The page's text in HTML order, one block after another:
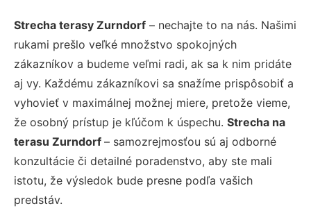
Strecha terasy Zurndorf – nechajte to na nás. Našimi
rukami prešlo veľké množstvo spokojných
zákazníkov a budeme veľmi radi, ak sa k nim pridáte
aj vy. Každému zákazníkovi sa snažíme prispôsobiť a
vyhovieť v maximálnej možnej miere, pretože vieme,
že osobný prístup je kľúčom k úspechu. Strecha na
terasu Zurndorf – samozrejmosťou sú aj odborné
konzultácie či detailné poradenstvo, aby ste mali
istotu, že výsledok bude presne podľa vašich
predstáv.